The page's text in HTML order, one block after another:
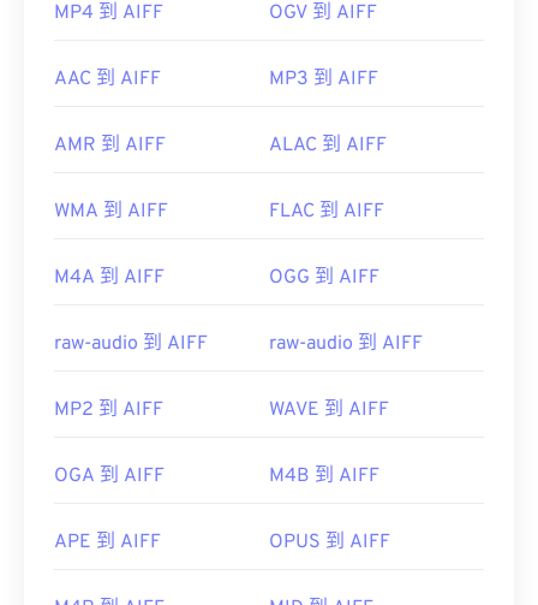
MP4 到 AIFF OGV 到 AIFF
AAC 到 AIFF MP3 到 AIFF
AMR 到 AIFF ALAC 到 AIFF
WMA 到 AIFF FLAC 到 AIFF
M4A 到 AIFF OGG 到 AIFF
raw-audio 到 AIFF raw-audio 到 AIFF
MP2 到 AIFF WAVE 到 AIFF
OGA 到 AIFF M4B 到 AIFF
APE 到 AIFF OPUS 到 AIFF